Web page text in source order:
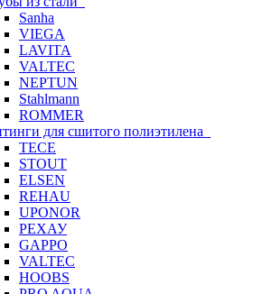
Sanha
VIEGA
LAVITA
VALTEC
NEPTUN
Stahlmann
ROMMER
для сшитого полиэтилена
TECE
STOUT
ELSEN
REHAU
UPONOR
РЕХАУ
GAPPO
VALTEC
HOOBS